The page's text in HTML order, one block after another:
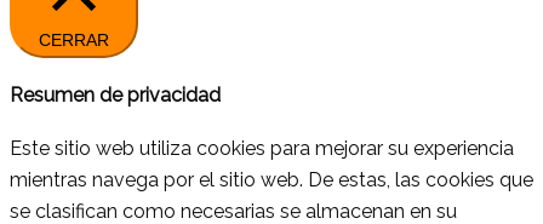
CERRAR
Resumen de privacidad
Este sitio web utiliza cookies para mejorar su experiencia
mientras navega por el sitio web. De estas, las cookies que
se clasifican como necesarias se almacenan en su